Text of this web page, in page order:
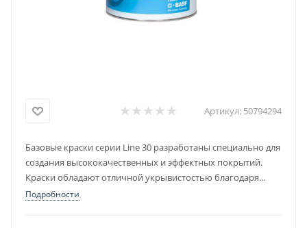
Артикул: 50794294
Базовые краски серии Line 30 разработаны специально для
создания высококачественных и эффектных покрытий.
Краски обладают отличной укрывистостью благодаря
тому, что содержат в себе высокое содержание нелетучих
Подробности